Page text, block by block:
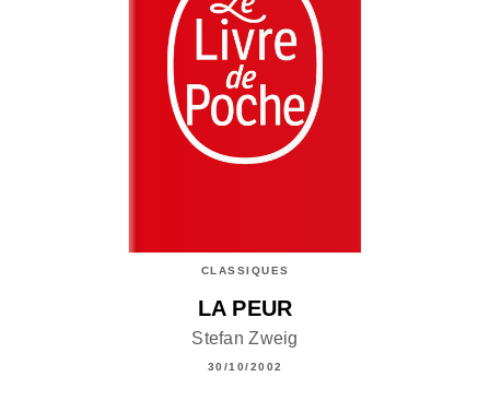
CLASSIQUES
LA PEUR
Stefan Zweig
30/10/2002